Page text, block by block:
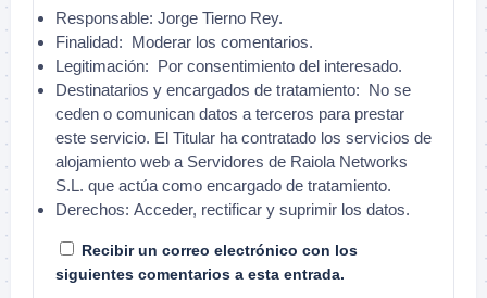
Responsable: Jorge Tierno Rey.
Finalidad: Moderar los comentarios.
Legitimación: Por consentimiento del interesado.
Destinatarios y encargados de tratamiento: No se
ceden o comunican datos a terceros para prestar
este servicio. El Titular ha contratado los servicios de
alojamiento web a Servidores de Raiola Networks
S.L. que actúa como encargado de tratamiento.
Derechos: Acceder, rectificar y suprimir los datos.
Recibir un correo electrónico con los
siguientes comentarios a esta entrada.